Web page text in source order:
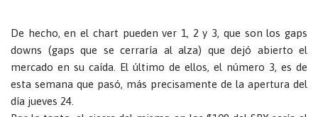
De hecho, en el chart pueden ver 1, 2 y 3, que son los gaps
downs (gaps que se cerraría al alza) que dejó abierto el
mercado en su caída. El último de ellos, el número 3, es de
esta semana que pasó, más precisamente de la apertura del
día jueves 24.